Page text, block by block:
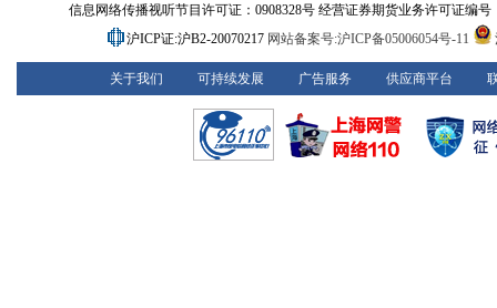
信息网络传播视听节目许可证：0908328号 经营证券期货业务许可证编号
沪ICP证:沪B2-20070217 网站备案号:沪ICP备05006054号-11
关于我们 可持续发展 广告服务 供应商平台